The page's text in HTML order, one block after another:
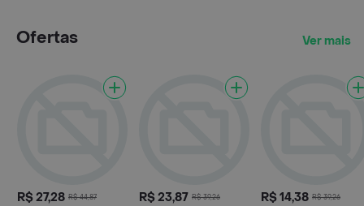
Ofertas Ver mais
R$ 27,28 R$ 44,87 R$ 23,87 R$ 39,26 R$ 14,38 R$ 39,26